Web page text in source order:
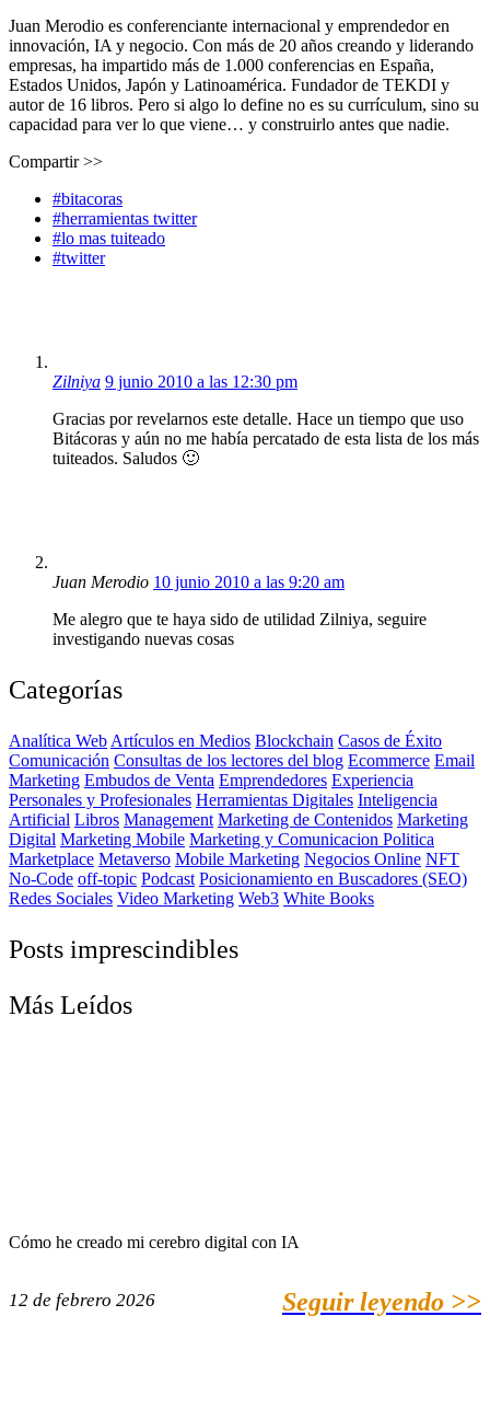
Juan Merodio es conferenciante internacional y emprendedor en
innovación, IA y negocio. Con más de 20 años creando y liderando
empresas, ha impartido más de 1.000 conferencias en España,
Estados Unidos, Japón y Latinoamérica. Fundador de TEKDI y
autor de 16 libros. Pero si algo lo define no es su currículum, sino su
capacidad para ver lo que viene… y construirlo antes que nadie.
Compartir >>
#bitacoras
#herramientas twitter
#lo mas tuiteado
#twitter
Zilniya 9 junio 2010 a las 12:30 pm
Gracias por revelarnos este detalle. Hace un tiempo que uso
Bitácoras y aún no me había percatado de esta lista de los más
tuiteados. Saludos 🙂
Juan Merodio 10 junio 2010 a las 9:20 am
Me alegro que te haya sido de utilidad Zilniya, seguire
investigando nuevas cosas
Categorías
Analítica Web Artículos en Medios Blockchain Casos de Éxito
Comunicación Consultas de los lectores del blog Ecommerce Email
Marketing Embudos de Venta Emprendedores Experiencia
Personales y Profesionales Herramientas Digitales Inteligencia
Artificial Libros Management Marketing de Contenidos Marketing
Digital Marketing Mobile Marketing y Comunicacion Politica
Marketplace Metaverso Mobile Marketing Negocios Online NFT
No-Code off-topic Podcast Posicionamiento en Buscadores (SEO)
Redes Sociales Video Marketing Web3 White Books
Posts imprescindibles
Más Leídos
Cómo he creado mi cerebro digital con IA
12 de febrero 2026 Seguir leyendo >>